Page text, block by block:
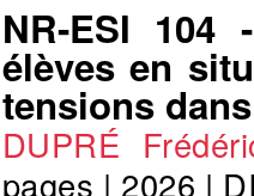
NR-ESI 104
élèves en
tensions
DUPRÉ
pages | 2026 |